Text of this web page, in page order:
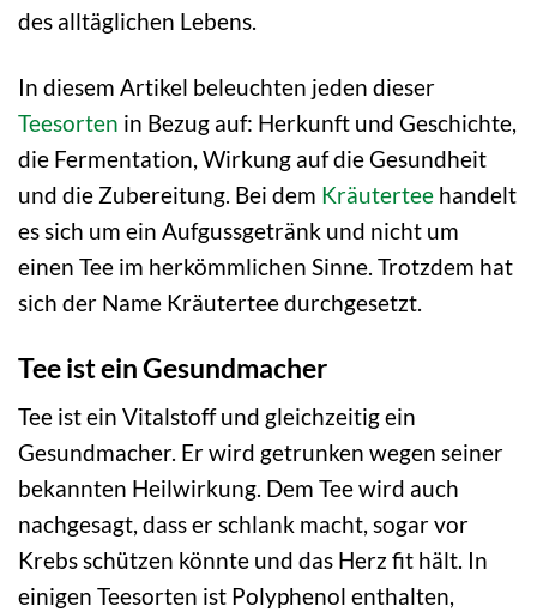
des alltäglichen Lebens.
In diesem Artikel beleuchten jeden dieser
Teesorten in Bezug auf: Herkunft und Geschichte,
die Fermentation, Wirkung auf die Gesundheit
und die Zubereitung. Bei dem Kräutertee handelt
es sich um ein Aufgussgetränk und nicht um
einen Tee im herkömmlichen Sinne. Trotzdem hat
sich der Name Kräutertee durchgesetzt.
Tee ist ein Gesundmacher
Tee ist ein Vitalstoff und gleichzeitig ein
Gesundmacher. Er wird getrunken wegen seiner
bekannten Heilwirkung. Dem Tee wird auch
nachgesagt, dass er schlank macht, sogar vor
Krebs schützen könnte und das Herz fit hält. In
einigen Teesorten ist Polyphenol enthalten,